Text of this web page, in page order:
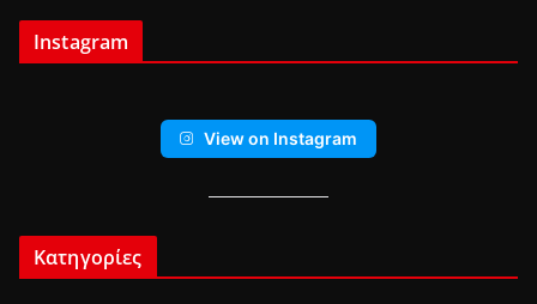
Instagram
View on Instagram
Κατηγορίες